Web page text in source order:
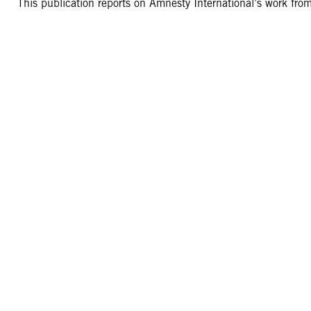
This publication reports on Amnesty International’s work